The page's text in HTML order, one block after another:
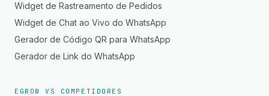
Widget de Rastreamento de Pedidos
Widget de Chat ao Vivo do WhatsApp
Gerador de Código QR para WhatsApp
Gerador de Link do WhatsApp
EGROW VS COMPETIDORES